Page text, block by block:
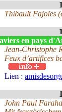
Thibault Fajoles
en pays
Jean-Christophe
Feux d’artifices
Lien :
John Paul